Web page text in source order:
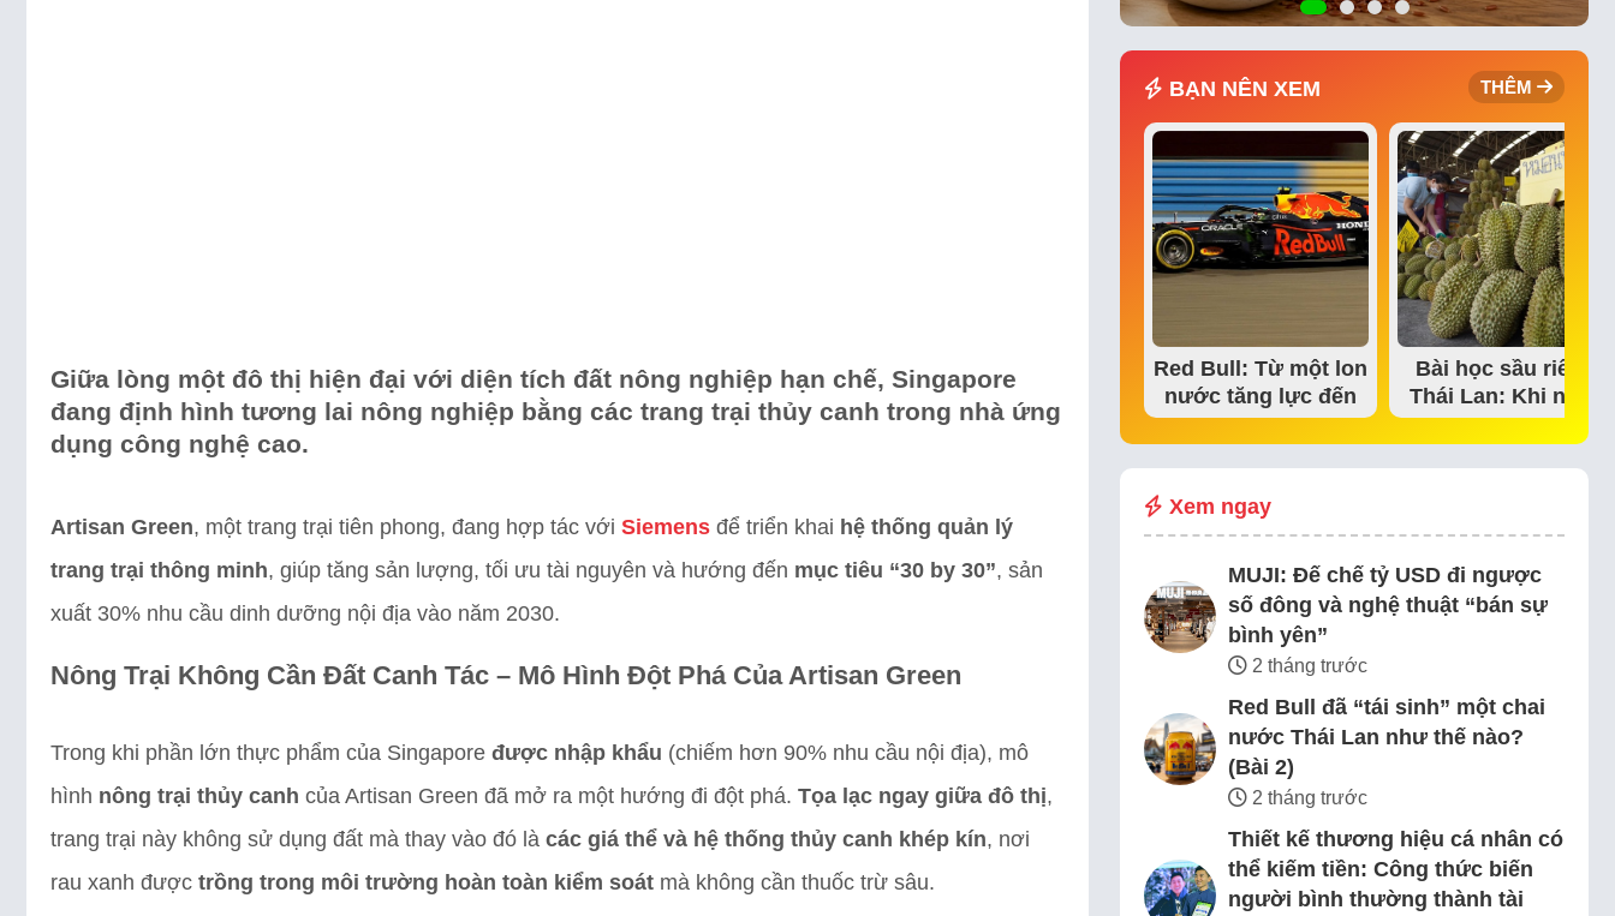
Giữa lòng một đô thị hiện đại với diện tích đất nông nghiệp hạn chế, Singapore
đang định hình tương lai nông nghiệp bằng các trang trại thủy canh trong nhà ứng
dụng công nghệ cao.
Artisan Green, một trang trại tiên phong, đang hợp tác với Siemens để triển khai hệ thống quản lý
trang trại thông minh, giúp tăng sản lượng, tối ưu tài nguyên và hướng đến mục tiêu “30 by 30”, sản
xuất 30% nhu cầu dinh dưỡng nội địa vào năm 2030.
Nông Trại Không Cần Đất Canh Tác – Mô Hình Đột Phá Của Artisan Green
Trong khi phần lớn thực phẩm của Singapore được nhập khẩu (chiếm hơn 90% nhu cầu nội địa), mô
hình nông trại thủy canh của Artisan Green đã mở ra một hướng đi đột phá. Tọa lạc ngay giữa đô thị,
trang trại này không sử dụng đất mà thay vào đó là các giá thể và hệ thống thủy canh khép kín, nơi
rau xanh được trồng trong môi trường hoàn toàn kiểm soát mà không cần thuốc trừ sâu.
BẠN NÊN XEM THÊM
Red Bull: Từ một lon
nước tăng lực đến
đế chế thể…
Bài học sầu riêng
Thái Lan: Khi niềm
tin thị trường bắt…
Xem ngay
MUJI: Đế chế tỷ USD đi ngược
số đông và nghệ thuật “bán sự
bình yên”
2 tháng trước
Red Bull đã “tái sinh” một chai
nước Thái Lan như thế nào?
(Bài 2)
2 tháng trước
Thiết kế thương hiệu cá nhân có
thể kiếm tiền: Công thức biến
người bình thường thành tài